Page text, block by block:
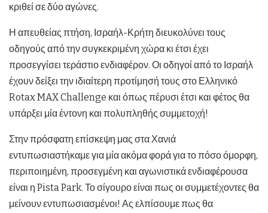
κριθεί σε δύο αγώνες.
Η απευθείας πτήση, Ισραήλ-Κρήτη διευκολύνει τους
οδηγούς από την συγκεκριμένη χώρα κι έτσι έχει
προσεγγίσει τεράστιο ενδιαφέρον. Οι οδηγοί από το Ισραήλ
έχουν δείξει την ιδιαίτερη προτίμησή τους στο Ελληνικό
Rotax MAX Challenge και όπως πέρυσι έτσι και φέτος θα
υπάρξει μία έντονη και πολυπληθής συμμετοχή!
Στην πρόσφατη επίσκεψη μας στα Χανιά
εντυπωσιαστήκαμε για μία ακόμα φορά για το πόσο όμορφη,
περιποιημένη, προσεγμένη και αγωνιστικά ενδιαφέρουσα
είναι η Pista Park. Το σίγουρο είναι πως οι συμμετέχοντες θα
μείνουν εντυπωσιασμένοι! Ας ελπίσουμε πως θα